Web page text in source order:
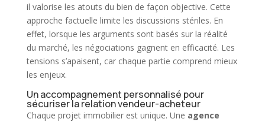
il valorise les atouts du bien de façon objective. Cette
approche factuelle limite les discussions stériles. En
effet, lorsque les arguments sont basés sur la réalité
du marché, les négociations gagnent en efficacité. Les
tensions s’apaisent, car chaque partie comprend mieux
les enjeux.
Un accompagnement personnalisé pour
sécuriser la relation vendeur-acheteur
Chaque projet immobilierest unique. Une agence